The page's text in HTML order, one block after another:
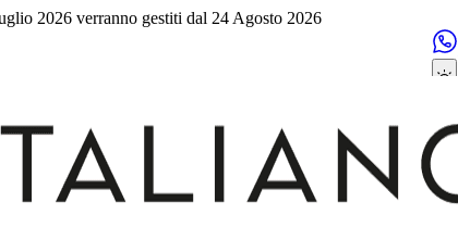
2026 verranno gestiti dal 24 Agosto 2026